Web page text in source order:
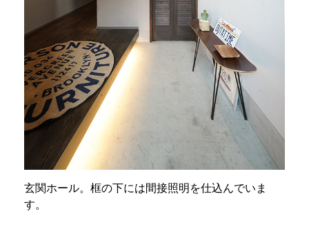
玄関ホール。框の下には間接照明を仕込んでいま
す。